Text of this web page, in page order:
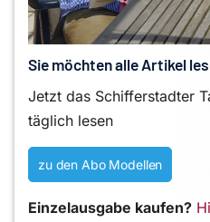
Sie möchten alle Artikel
Jetzt das Schifferstadter
täglich lesen
zu den Abo Modellen
Einzelausgabe kaufen?